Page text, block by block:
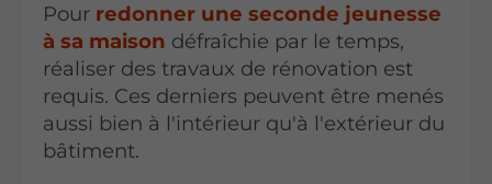
Pour redonner une seconde jeunesse
à sa maison défraîchie par le temps,
réaliser des travaux de rénovation est
requis. Ces derniers peuvent être menés
aussi bien à l'intérieur qu'à l'extérieur du
bâtiment.